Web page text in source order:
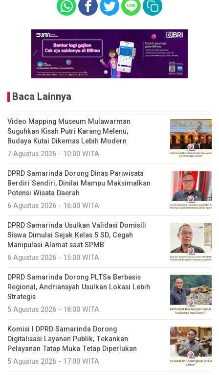
Baca Lainnya
Video Mapping Museum Mulawarman
Suguhkan Kisah Putri Karang Melenu,
Budaya Kutai Dikemas Lebih Modern
7 Agustus 2026 - 10:00 WITA
DPRD Samarinda Dorong Dinas Pariwisata
Berdiri Sendiri, Dinilai Mampu Maksimalkan
Potensi Wisata Daerah
6 Agustus 2026 - 16:00 WITA
DPRD Samarinda Usulkan Validasi Domisili
Siswa Dimulai Sejak Kelas 5 SD, Cegah
Manipulasi Alamat saat SPMB
6 Agustus 2026 - 15:00 WITA
DPRD Samarinda Dorong PLTSa Berbasis
Regional, Andriansyah Usulkan Lokasi Lebih
Strategis
5 Agustus 2026 - 18:00 WITA
Komisi I DPRD Samarinda Dorong
Digitalisasi Layanan Publik, Tekankan
Pelayanan Tatap Muka Tetap Diperlukan
5 Agustus 2026 - 17:00 WITA